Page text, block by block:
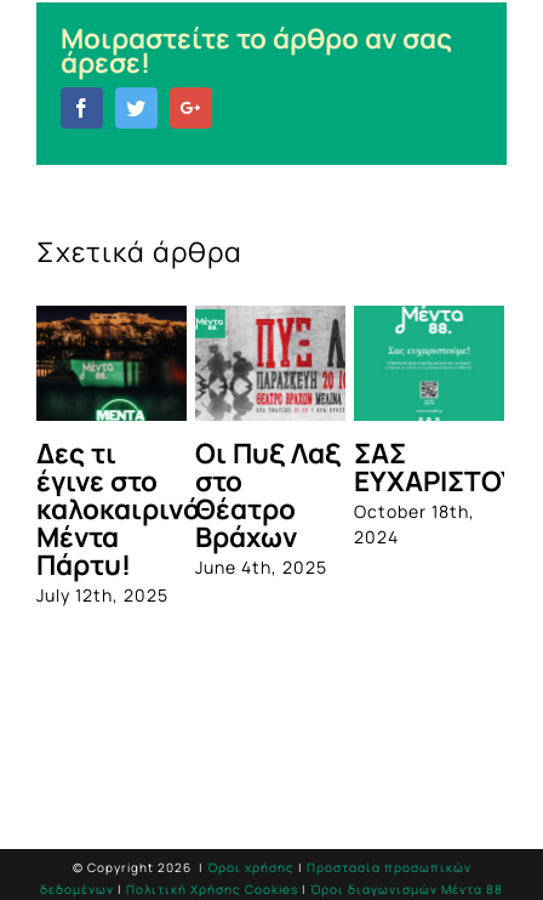
Μοιραστείτε το άρθρο αν σας
άρεσε!
FacebookTwitter
Σχετικά άρθρα
Δες τι
έγινε στο
καλοκαιρινό
Μέντα
Πάρτυ!
July 12th, 2025
Οι Πυξ Λαξ
στο
Θέατρο
Βράχων
June 4th, 2025
ΣΑΣ
October 18th,
2024
© Copyright 2026 | Όροι χρήσης | Προστασία προσωπικών
δεδομένων | Πολιτική Χρήσης Cookies | Όροι διαγωνισμών Mέντα 88